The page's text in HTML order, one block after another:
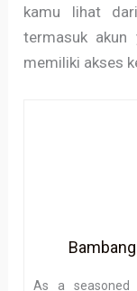
kamu lihat
termasuk akun
memiliki akses
As a seasoned